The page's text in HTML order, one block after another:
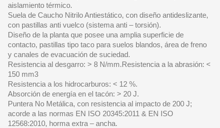
aislamiento térmico.
Suela de Caucho Nitrilo Antiestático, con diseño antideslizante,
con pastillas anti vuelco (sistema anti – torsión).
Diseño de la planta que posee una amplia superficie de
contacto, pastillas tipo taco para suelos blandos, área de freno
y canales de evacuación de suciedad.
Resistencia al desgarro: > 8 N/mm.Resistencia a la abrasión: <
150 mm3
Resistencia a los hidrocarburos: < 12 %.
Absorción de energía en el tacón: > 20 J.
Puntera No Metálica, con resistencia al impacto de 200 J;
acorde a las normas EN ISO 20345:2011 & EN ISO
12568:2010, horma extra – ancha.